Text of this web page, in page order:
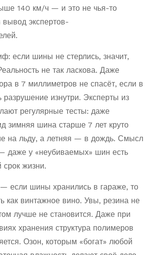
140 км/ч — и это не чья-то
вывод экспертов-
если шины не стерлись, значит,
не так ласкова. Даже
в 7 миллиметров не спасёт, если в
разрушение изнутри. Эксперты из
регулярные тесты: даже
зимняя шина старше 7 лет круто
на льду, а летняя — в дождь. Смысл
даже у «неубиваемых» шин есть
срок жизни.
если шины хранились в гараже, то
как винтажное вино. Увы, резина не
лучше не становится. Даже при
хранения структура полимеров
Озон, которым «богат» любой